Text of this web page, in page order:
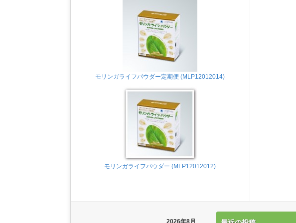
モリンガライフパウダー定期便 (MLP12012014)
モリンガライフパウダー (MLP12012012)